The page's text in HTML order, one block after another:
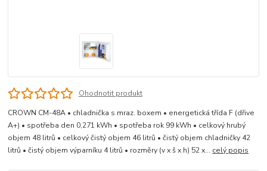
Ohodnotit produkt
CROWN CM-48A • chladnička s mraz. boxem • energetická třída F (dřive
A+) • spotřeba den 0,271 kWh • spotřeba rok 99 kWh • celkový hrubý
objem 48 litrů • celkový čistý objem 46 litrů • čistý objem chladničky 42
litrů • čistý objem výparníku 4 litrů • rozměry (v x š x h) 52 x... celý popis